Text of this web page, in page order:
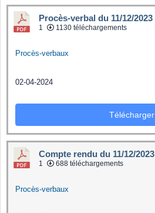
Procès-verbal du 11/12/2023
1 1130 téléchargements
Procès-verbaux
02-04-2024
Télécharger
Compte rendu du 11/12/2023
1 688 téléchargements
Procès-verbaux